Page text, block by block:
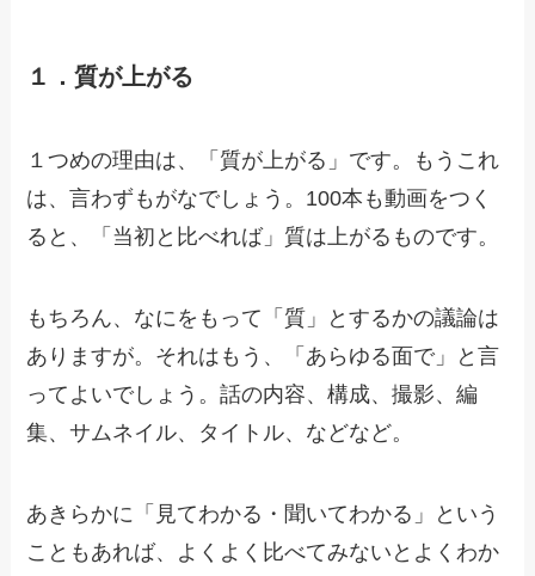
１．質が上がる
１つめの理由は、「質が上がる」です。もうこれ
は、言わずもがなでしょう。100本も動画をつく
ると、「当初と比べれば」質は上がるものです。
もちろん、なにをもって「質」とするかの議論は
ありますが。それはもう、「あらゆる面で」と言
ってよいでしょう。話の内容、構成、撮影、編
集、サムネイル、タイトル、などなど。
あきらかに「見てわかる・聞いてわかる」という
こともあれば、よくよく比べてみないとよくわか